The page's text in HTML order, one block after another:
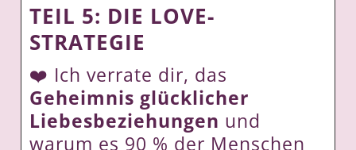
TEIL 5: DIE LOVE-
STRATEGIE
❤️ Ich verrate dir, das
Geheimnis glücklicher
Liebesbeziehungen und
warum es 90 % der Menschen